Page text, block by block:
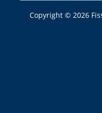
Copyright © 2026